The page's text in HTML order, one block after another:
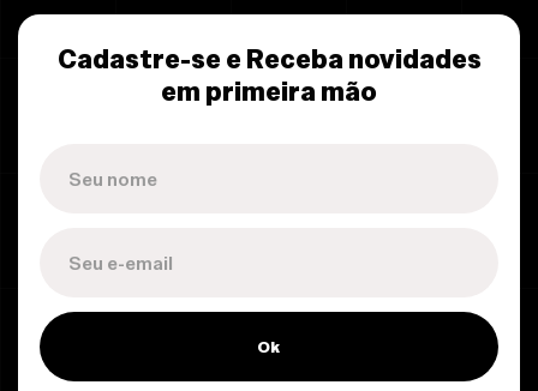
Cadastre-se e Receba novidades
em primeira mão
Ok